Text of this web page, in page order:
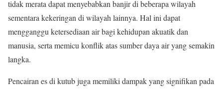
tidak merata dapat menyebabkan banjir di beberapa wilayah
sementara kekeringan di wilayah lainnya. Hal ini dapat
mengganggu ketersediaan air bagi kehidupan akuatik dan
manusia, serta memicu konflik atas sumber daya air yang semakin
langka.
Pencairan es di kutub juga memiliki dampak yang signifikan pada